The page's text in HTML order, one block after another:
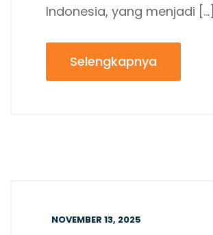
Indonesia, yang menjadi […]
Selengkapnya
NOVEMBER 13, 2025